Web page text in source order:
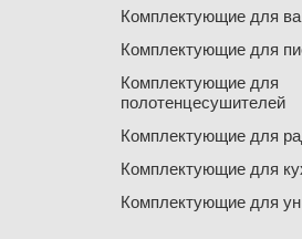
Комплектующие для
Комплектующие для
Комплектующие для
полотенцесушителей
Комплектующие для
Комплектующие для
Комплектующие для